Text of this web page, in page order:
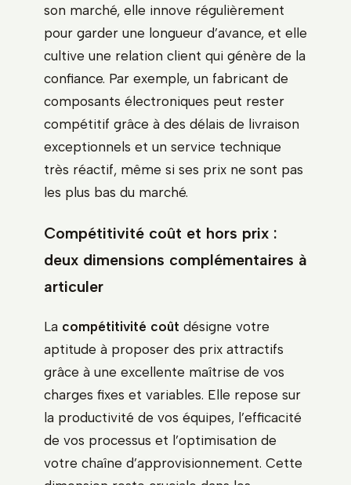
son marché, elle innove régulièrement
pour garder une longueur d’avance, et elle
cultive une relation client qui génère de la
confiance. Par exemple, un fabricant de
composants électroniques peut rester
compétitif grâce à des délais de livraison
exceptionnels et un service technique
très réactif, même si ses prix ne sont pas
les plus bas du marché.
Compétitivité coût et hors prix :
deux dimensions complémentaires à
articuler
La compétitivité coût désigne votre
aptitude à proposer des prix attractifs
grâce à une excellente maîtrise de vos
charges fixes et variables. Elle repose sur
la productivité de vos équipes, l’efficacité
de vos processus et l’optimisation de
votre chaîne d’approvisionnement. Cette